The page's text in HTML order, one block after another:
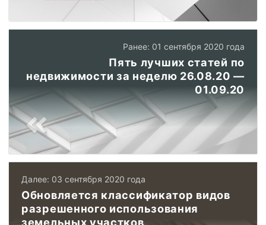
Ранее: 01 сентября 2020 года
Пять лучших статей по
недвижимости за неделю 26.08.20 —
01.09.20
Далее: 03 сентября 2020 года
Обновляется классификатор видов
разрешенного использования
земельных участков